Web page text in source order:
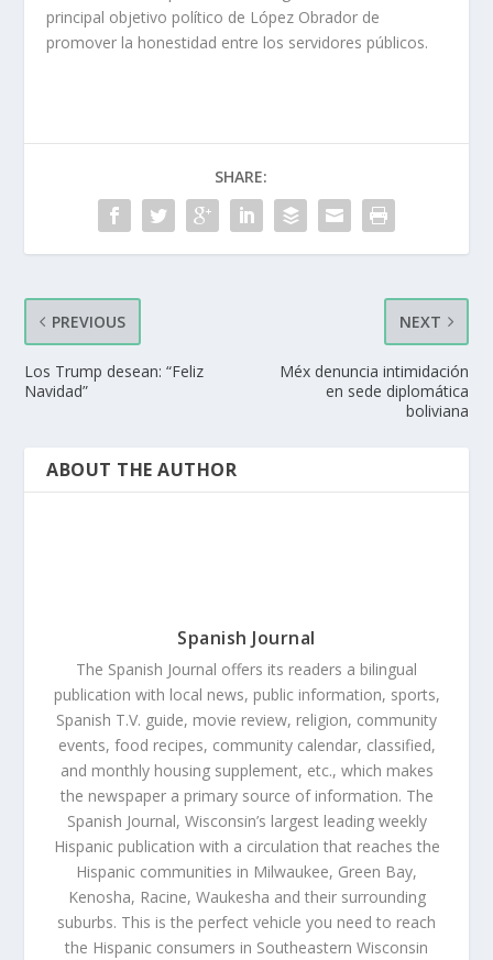
principal objetivo político de López Obrador de
promover la honestidad entre los servidores públicos.
SHARE:
PREVIOUS
Los Trump desean: “Feliz
Navidad”
NEXT
Méx denuncia intimidación
en sede diplomática
boliviana
ABOUT THE AUTHOR
Spanish Journal
The Spanish Journal offers its readers a bilingual
publication with local news, public information, sports,
Spanish T.V. guide, movie review, religion, community
events, food recipes, community calendar, classified,
and monthly housing supplement, etc., which makes
the newspaper a primary source of information. The
Spanish Journal, Wisconsin’s largest leading weekly
Hispanic publication with a circulation that reaches the
Hispanic communities in Milwaukee, Green Bay,
Kenosha, Racine, Waukesha and their surrounding
suburbs. This is the perfect vehicle you need to reach
the Hispanic consumers in Southeastern Wisconsin